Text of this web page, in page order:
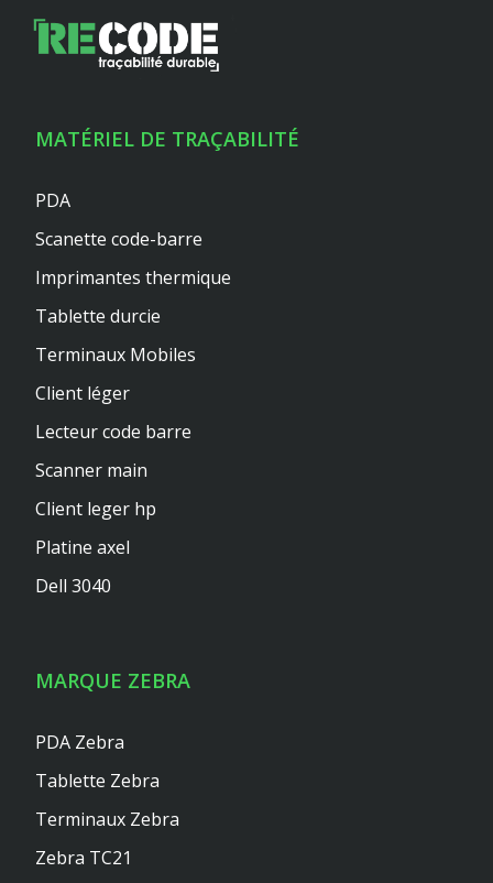
MATÉRIEL DE TRAÇABILITÉ
PDA
Scanette code-barre
Imprimantes thermique
Tablette durcie
Terminaux Mobiles
Client léger
Lecteur code barre
Scanner main
Client leger hp
Platine axel
Dell 3040
MARQUE ZEBRA
PDA Zebra
Tablette Zebra
Terminaux Zebra
Zebra TC21